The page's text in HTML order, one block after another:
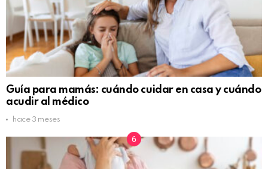
Guía para mamás: cuándo cuidar en casa y cuándo
acudir al médico
hace 3 meses